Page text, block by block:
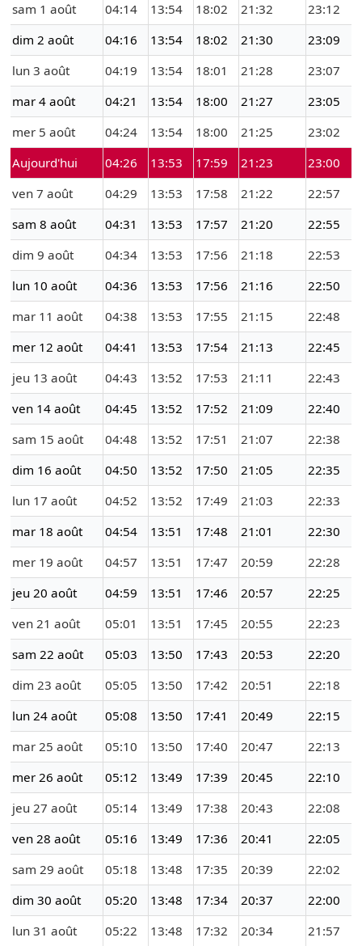
sam 1 août
04:14 13:54 18:02 21:32
23:12
dim 2 août
04:16 13:54 18:02 21:30
23:09
lun 3 août
04:19 13:54 18:01 21:28
23:07
mar 4 août
04:21 13:54 18:00 21:27
23:05
mer 5 août
04:24 13:54 18:00 21:25
23:02
Aujourd'hui
04:26 13:53 17:59 21:23
23:00
ven 7 août
04:29 13:53 17:58 21:22
22:57
sam 8 août
04:31 13:53 17:57 21:20
22:55
dim 9 août
04:34 13:53 17:56 21:18
22:53
lun 10 août
04:36 13:53 17:56 21:16
22:50
mar 11 août
04:38 13:53 17:55 21:15
22:48
mer 12 août
04:41 13:53 17:54 21:13
22:45
jeu 13 août
04:43 13:52 17:53 21:11
22:43
ven 14 août
04:45 13:52 17:52 21:09
22:40
sam 15 août
04:48 13:52 17:51 21:07
22:38
dim 16 août
04:50 13:52 17:50 21:05
22:35
lun 17 août
04:52 13:52 17:49 21:03
22:33
mar 18 août
04:54 13:51 17:48 21:01
22:30
mer 19 août
04:57 13:51 17:47 20:59
22:28
jeu 20 août
04:59 13:51 17:46 20:57
22:25
ven 21 août
05:01 13:51 17:45 20:55
22:23
sam 22 août
05:03 13:50 17:43 20:53
22:20
dim 23 août
05:05 13:50 17:42 20:51
22:18
lun 24 août
05:08 13:50 17:41 20:49
22:15
mar 25 août
05:10 13:50 17:40 20:47
22:13
mer 26 août
05:12 13:49 17:39 20:45
22:10
jeu 27 août
05:14 13:49 17:38 20:43
22:08
ven 28 août
05:16 13:49 17:36 20:41
22:05
sam 29 août
05:18 13:48 17:35 20:39
22:02
dim 30 août
05:20 13:48 17:34 20:37
22:00
lun 31 août
05:22 13:48 17:32 20:34 21:57